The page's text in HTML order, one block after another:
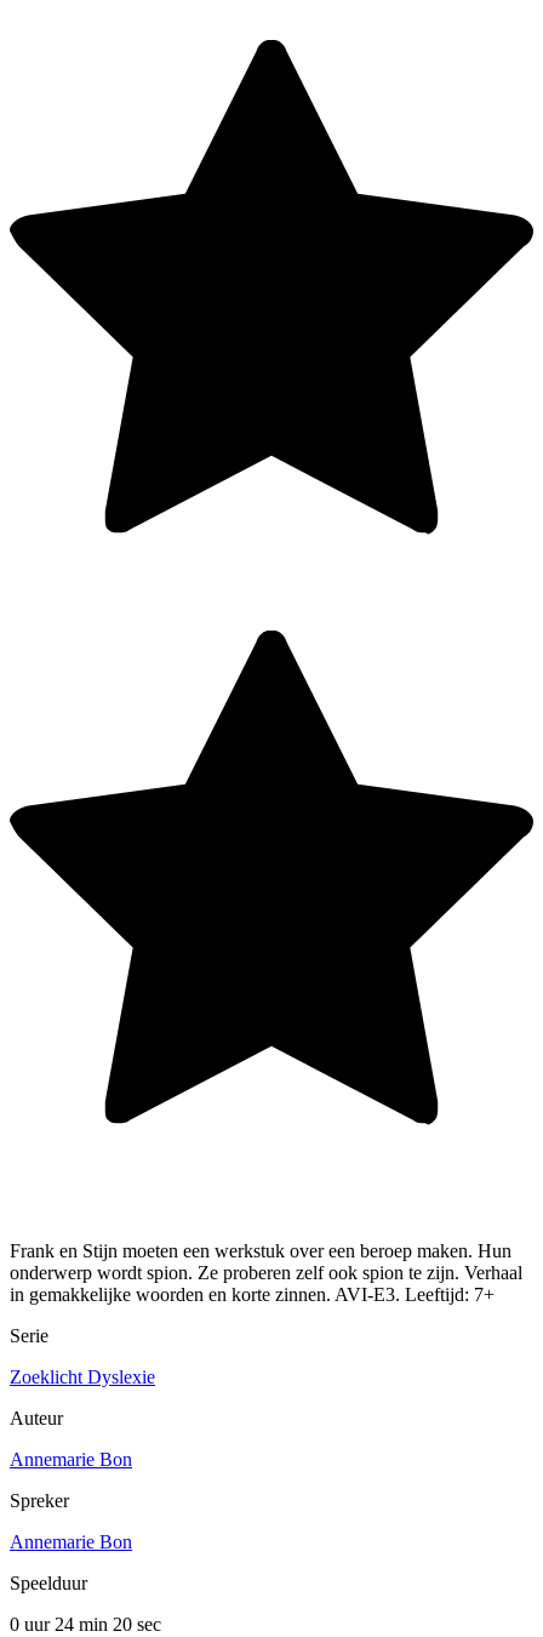
Frank en Stijn moeten een werkstuk over een beroep maken. Hun
onderwerp wordt spion. Ze proberen zelf ook spion te zijn. Verhaal
in gemakkelijke woorden en korte zinnen. AVI-E3. Leeftijd: 7+
Serie
Zoeklicht Dyslexie
Auteur
Annemarie Bon
Spreker
Annemarie Bon
Speelduur
0 uur 24 min 20 sec